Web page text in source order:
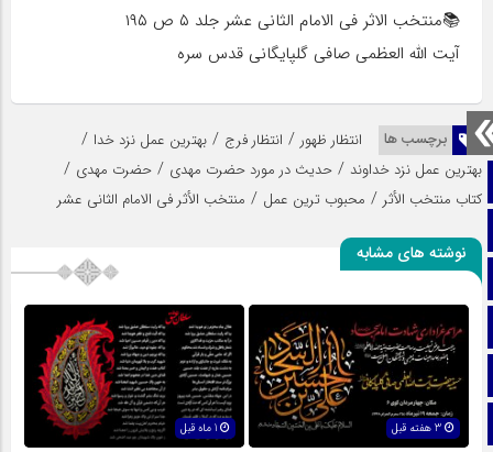
صفحه نخست
ایتا
آپارات
اینستاگرام
تلگرام
📚منتخب الاثر فی الامام‌ الثانی عشر جلد ۵ ص ۱۹۵
آیت الله العظمی صافی گلپایگانی قدس سره
برچسب ها انتظار ظهور / انتظار فرج / بهترین عمل نزد خدا /
بهترین عمل نزد خداوند / حدیث در مورد حضرت مهدی / حضرت مهدی /
کتاب منتخب الأثر / محبوب ترین عمل / منتخب الأثر فی الامام الثانی عشر
نوشته های مشابه
3 هفته قبل